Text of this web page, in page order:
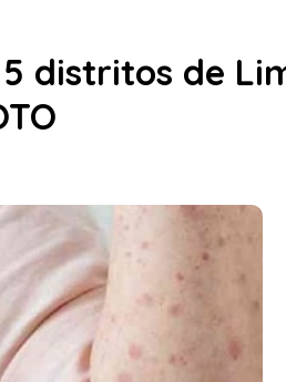
distritos de